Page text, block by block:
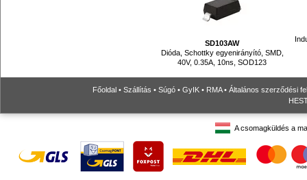
SD103AW
Dióda, Schottky egyenirányító, SMD,
40V, 0.35A, 10ns, SOD123
Főoldal • Szállítás • Súgó • GyIK • RMA• Általános szerződési
A csomagküldés a